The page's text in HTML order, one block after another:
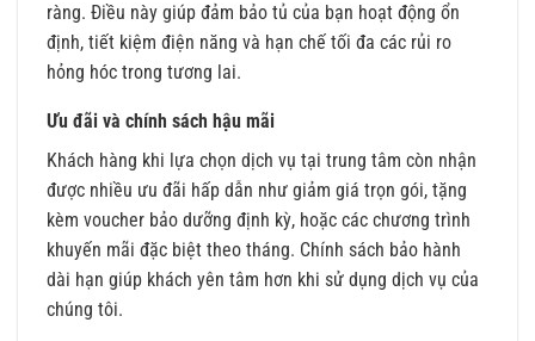
ràng. Điều này giúp đảm bảo tủ của bạn hoạt động ổn
định, tiết kiệm điện năng và hạn chế tối đa các rủi ro
hỏng hóc trong tương lai.
Ưu đãi và chính sách hậu mãi
Khách hàng khi lựa chọn dịch vụ tại trung tâm còn nhận
được nhiều ưu đãi hấp dẫn như giảm giá trọn gói, tặng
kèm voucher bảo dưỡng định kỳ, hoặc các chương trình
khuyến mãi đặc biệt theo tháng. Chính sách bảo hành
dài hạn giúp khách yên tâm hơn khi sử dụng dịch vụ của
chúng tôi.